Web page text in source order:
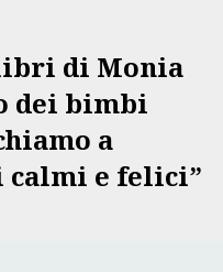
di Monia
dei bimbi
a
calmi e felici”